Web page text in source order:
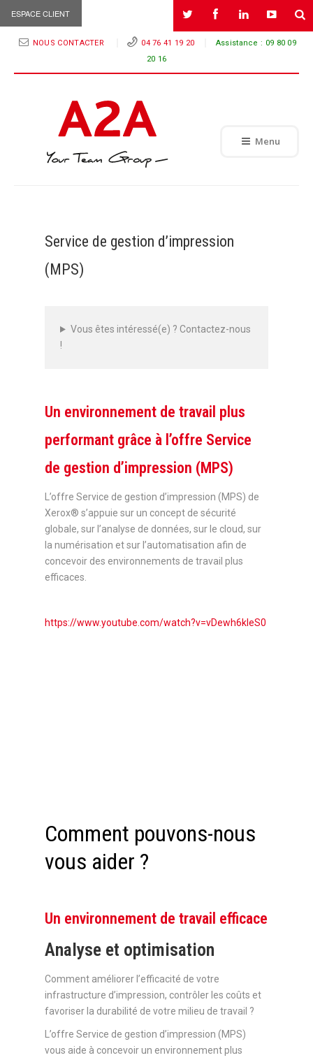
ESPACE CLIENT
NOUS CONTACTER 04 76 41 19 20 Assistance : 09 80 09
20 16
Menu
Service de gestion d’impression
(MPS)
Vous êtes intéressé(e) ? Contactez-nous
!
Un environnement de travail plus
performant grâce à l’offre Service
de gestion d’impression (MPS)
L’offre Service de gestion d’impression (MPS) de
Xerox® s’appuie sur un concept de sécurité
globale, sur l’analyse de données, sur le cloud, sur
la numérisation et sur l’automatisation afin de
concevoir des environnements de travail plus
efficaces.
https://www.youtube.com/watch?v=vDewh6kleS0
Comment pouvons-nous
vous aider ?
Un environnement de travail efficace
Analyse et optimisation
Comment améliorer l’efficacité de votre
infrastructure d’impression, contrôler les coûts et
favoriser la durabilité de votre milieu de travail ?
L’offre Service de gestion d’impression (MPS)
vous aide à concevoir un environnement plus